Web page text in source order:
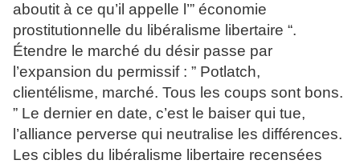
aboutit à ce qu’il appelle l’” économie
prostitutionnelle du libéralisme libertaire “.
Étendre le marché du désir passe par
l’expansion du permissif : ” Potlatch,
clientélisme, marché. Tous les coups sont bons.
” Le dernier en date, c’est le baiser qui tue,
l’alliance perverse qui neutralise les différences.
Les cibles du libéralisme libertaire recensées